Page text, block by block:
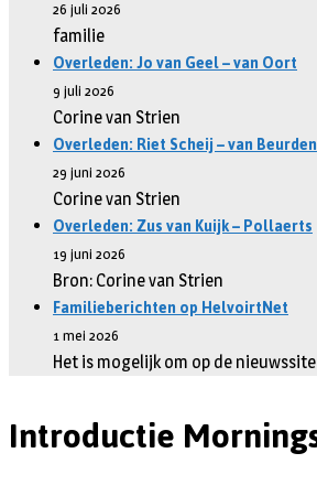
26 juli 2026
familie
Overleden: Jo van Geel – van Oort
9 juli 2026
Corine van Strien
Overleden: Riet Scheij – van Beurden
29 juni 2026
Corine van Strien
Overleden: Zus van Kuijk – Pollaerts
19 juni 2026
Bron: Corine van Strien
Familieberichten op HelvoirtNet
1 mei 2026
Het is mogelijk om op de
Introductie